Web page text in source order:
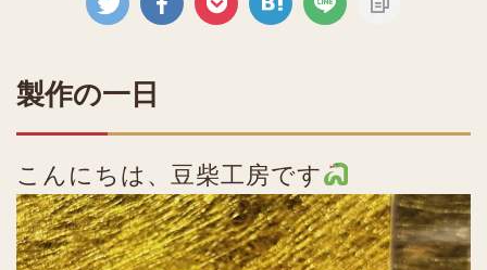
製作の一日
こんにちは、豆柴工房です